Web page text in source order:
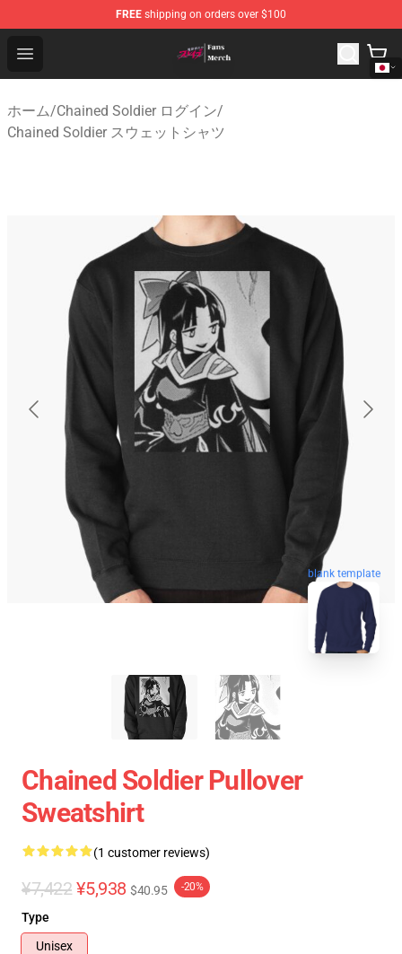
FREE shipping on orders over $100
Open menu
Chained Soldier Store - Official Chained Soldier
ホーム/Chained Soldier ログイン/
Chained Soldier スウェットシャツ
blank template
Chained Soldier Pullover
Sweatshirt
(1 customer reviews)
¥7,422 ¥5,938 $40.95 -20%
Type
Unisex